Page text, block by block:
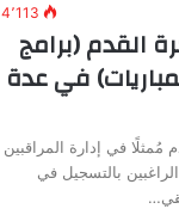
4٬113
القدم (برامج
في عدة
مُمثلًا في إدارة المراقبين
بالتسجيل في